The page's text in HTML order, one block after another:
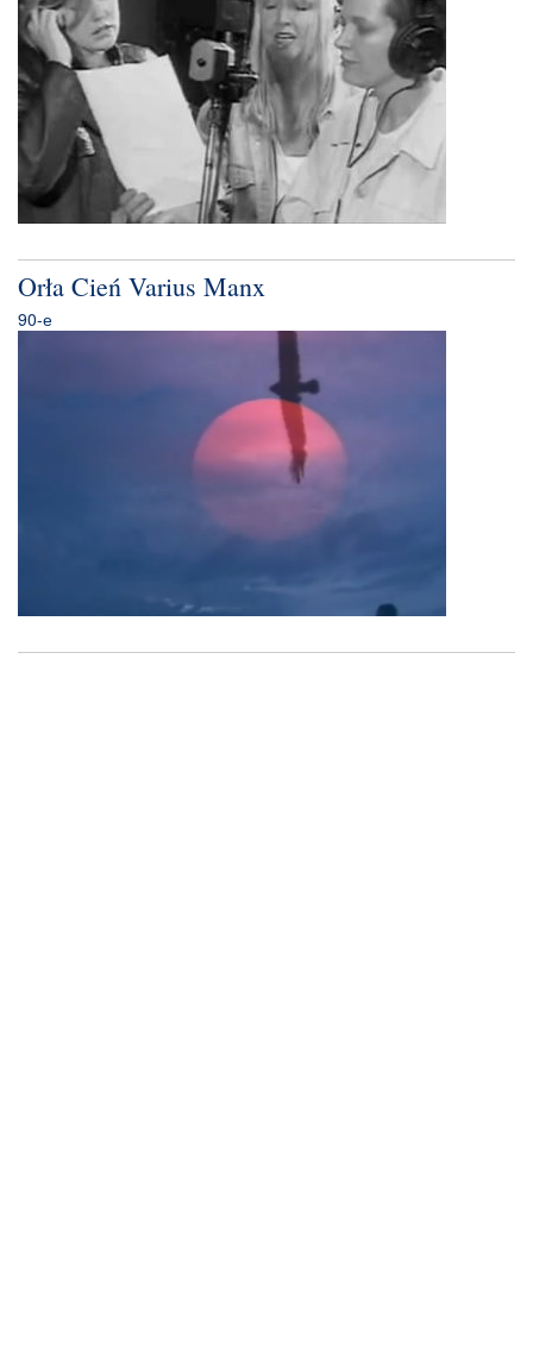
Orła Cień Varius Manx
90-е